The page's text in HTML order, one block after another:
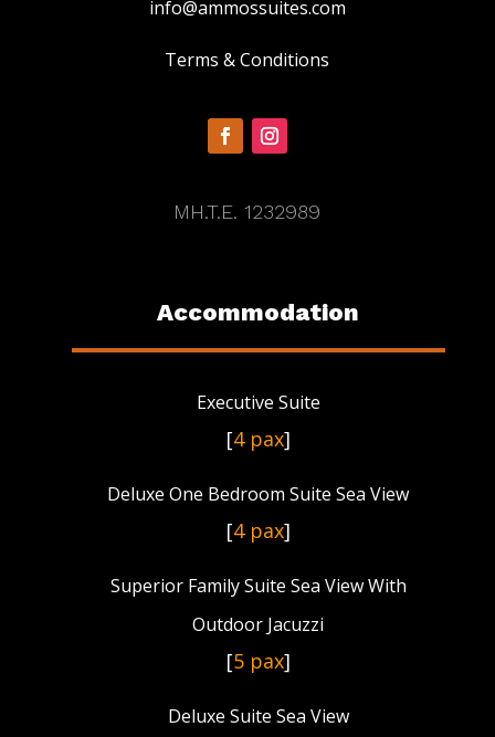
info@ammossuites.com
Terms & Conditions
MH.T.E. 1232989
Accommodation
Executive Suite
[4 pax]
Deluxe One Bedroom Suite Sea View
[4 pax]
Superior Family Suite Sea View With
Outdoor Jacuzzi
[5 pax]
Deluxe Suite Sea View